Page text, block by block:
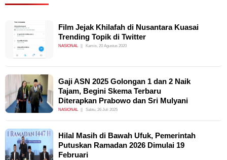
Film Jejak Khilafah di Nusantara Kuasai
Trending Topik di Twitter
NASIONAL Kamis, 20 Agustus 2020
Gaji ASN 2025 Golongan 1 dan 2 Naik
Tajam, Begini Skema Terbaru
Diterapkan Prabowo dan Sri Mulyani
NASIONAL Sabtu, 26 Juli 2025
Hilal Masih di Bawah Ufuk, Pemerintah
Putuskan Ramadan 2026 Dimulai 19
Februari